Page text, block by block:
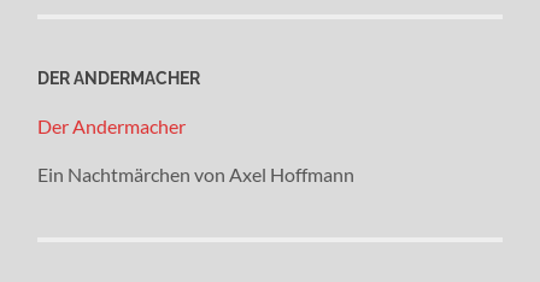
DER ANDERMACHER
Der Andermacher
Ein Nachtmärchen von Axel Hoffmann